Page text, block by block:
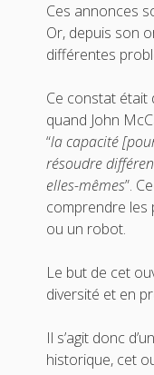
Ces annonces
Or, depuis son
différentes
Ce constat était
quand John
“la capacité
résoudre
elles-mêmes”.
comprendre les
ou un robot.
Le but de cet
diversité et en
Il s’agit donc
historique, cet